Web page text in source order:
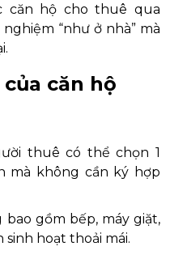
căn hộ cho thuê qua
“như ở nhà” mà
căn hộ
thuê có thể chọn 1
mà không cần ký hợp
bao gồm bếp, máy giặt,
hoạt thoải mái.